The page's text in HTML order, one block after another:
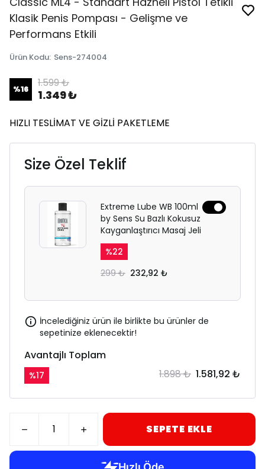
Klasik Penis Pompası - Gelişme ve
Performans Etkili
Ürün Kodu: Sens-274004
%16 1.599 ₺
1.349 ₺
HIZLI TESLİMAT VE GİZLİ PAKETLEME
Size Özel Teklif
Extreme Lube WB 100ml
by Sens Su Bazlı Kokusuz
Kayganlaştırıcı Masaj Jeli
%22
299 ₺ 232,92 ₺
İncelediğiniz ürün ile birlikte bu ürünler de
sepetinize eklenecektir!
Avantajlı Toplam
%17 1.898 ₺ 1.581,92 ₺
SEPETE EKLE